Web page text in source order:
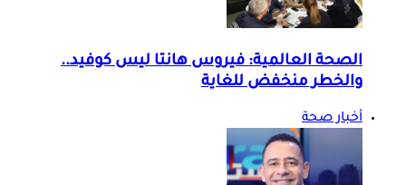
الصحة العالمية: فيروس هانتا ليس كوفيد..
والخطر منخفض للغاية
أخبار صحة